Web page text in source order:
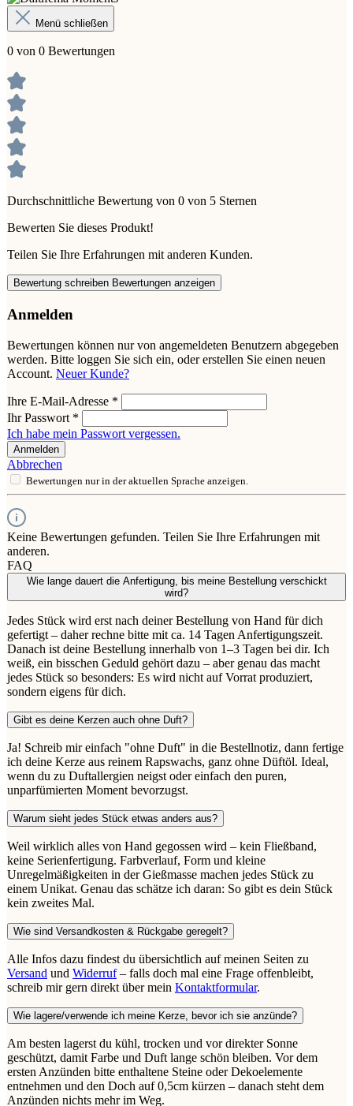
Menü schließen
0 von 0 Bewertungen
Durchschnittliche Bewertung von 0 von 5 Sternen
Bewerten Sie dieses Produkt!
Teilen Sie Ihre Erfahrungen mit anderen Kunden.
Bewertung schreiben Bewertungen anzeigen
Anmelden
Bewertungen können nur von angemeldeten Benutzern abgegeben
werden. Bitte loggen Sie sich ein, oder erstellen Sie einen neuen
Account. Neuer Kunde?
Ihre E-Mail-Adresse *
Ihr Passwort *
Ich habe mein Passwort vergessen.
Anmelden
Abbrechen
Bewertungen nur in der aktuellen Sprache anzeigen.
Keine Bewertungen gefunden. Teilen Sie Ihre Erfahrungen mit
anderen.
FAQ
Wie lange dauert die Anfertigung, bis meine Bestellung verschickt
wird?
Jedes Stück wird erst nach deiner Bestellung von Hand für dich
gefertigt – daher rechne bitte mit ca. 14 Tagen Anfertigungszeit.
Danach ist deine Bestellung innerhalb von 1–3 Tagen bei dir. Ich
weiß, ein bisschen Geduld gehört dazu – aber genau das macht
jedes Stück so besonders: Es wird nicht auf Vorrat produziert,
sondern eigens für dich.
Gibt es deine Kerzen auch ohne Duft?
Ja! Schreib mir einfach "ohne Duft" in die Bestellnotiz, dann fertige
ich deine Kerze aus reinem Rapswachs, ganz ohne Düftöl. Ideal,
wenn du zu Duftallergien neigst oder einfach den puren,
unparfümierten Moment bevorzugst.
Warum sieht jedes Stück etwas anders aus?
Weil wirklich alles von Hand gegossen wird – kein Fließband,
keine Serienfertigung. Farbverlauf, Form und kleine
Unregelmäßigkeiten in der Gießmasse machen jedes Stück zu
einem Unikat. Genau das schätze ich daran: So gibt es dein Stück
kein zweites Mal.
Wie sind Versandkosten & Rückgabe geregelt?
Alle Infos dazu findest du übersichtlich auf meinen Seiten zu
Versand und Widerruf– falls doch mal eine Frage offenbleibt,
schreib mir gern direkt über mein Kontaktformular.
Wie lagere/verwende ich meine Kerze, bevor ich sie anzünde?
Am besten lagerst du kühl, trocken und vor direkter Sonne
geschützt, damit Farbe und Duft lange schön bleiben. Vor dem
ersten Anzünden bitte enthaltene Steine oder Dekoelemente
entnehmen und den Doch auf 0,5cm kürzen – danach steht dem
Anzünden nichts mehr im Weg.